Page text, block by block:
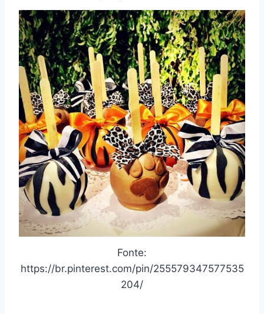
Fonte:
https://br.pinterest.com/pin/255579347577535
204/